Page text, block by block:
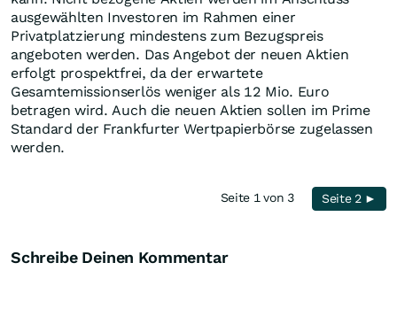
ausgewählten Investoren im Rahmen einer
Privatplatzierung mindestens zum Bezugspreis
angeboten werden. Das Angebot der neuen Aktien
erfolgt prospektfrei, da der erwartete
Gesamtemissionserlös weniger als 12 Mio. Euro
betragen wird. Auch die neuen Aktien sollen im Prime
Standard der Frankfurter Wertpapierbörse zugelassen
werden.
Seite 1 von 3 Seite 2 ►
Schreibe Deinen Kommentar